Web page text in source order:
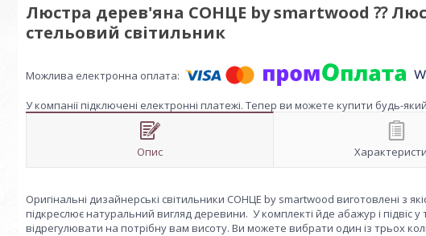
Люстра дерев'яна СОНЦЕ by smartwood ⁇
стельовий світильник
У компанії підключені електронні платежі. Тепер ви можете купити будь-
Опис
Оригінальні дизайнерські світильники СОНЦЕ by smartwood виготовлені з
підкреслює натуральний вигляд деревини. У комплекті йде абажур і
відрегулювати на потрібну вам висоту. Ви можете вибрати один із трьох